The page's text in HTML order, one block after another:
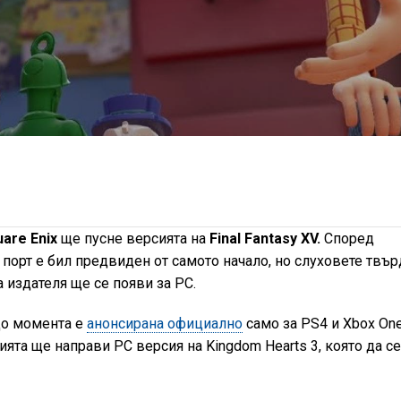
Enixще пусне версията на Final Fantasy XV.Според
е бил предвиден от самото начало, но слуховете
издателя ще се появи за РС.
момента еанонсирана официално само за PS4 и Xbox
ще направи РС версия на Kingdom Hearts 3, която да се